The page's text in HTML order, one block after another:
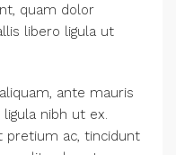
quam dolor
libero ligula ut
ante mauris
nibh ut ex.
pretium ac, tincidunt